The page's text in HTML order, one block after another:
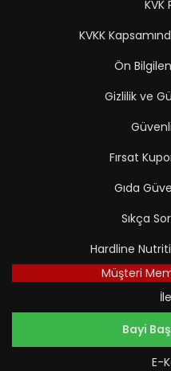
KVK
KVKK
Ön
Gizlilik ve
Fırsat
Gıda
Sıkça
Hardline
Müşteri
Bayi
E-